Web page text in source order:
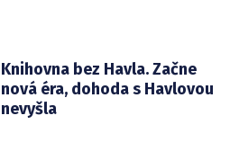
Knihovna bez Havla. Začne
nová éra, dohoda s Havlovou
nevyšla